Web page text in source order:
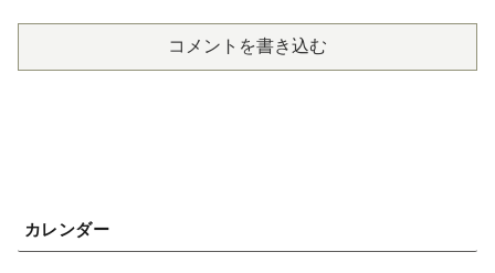
コメントを書き込む
カレンダー